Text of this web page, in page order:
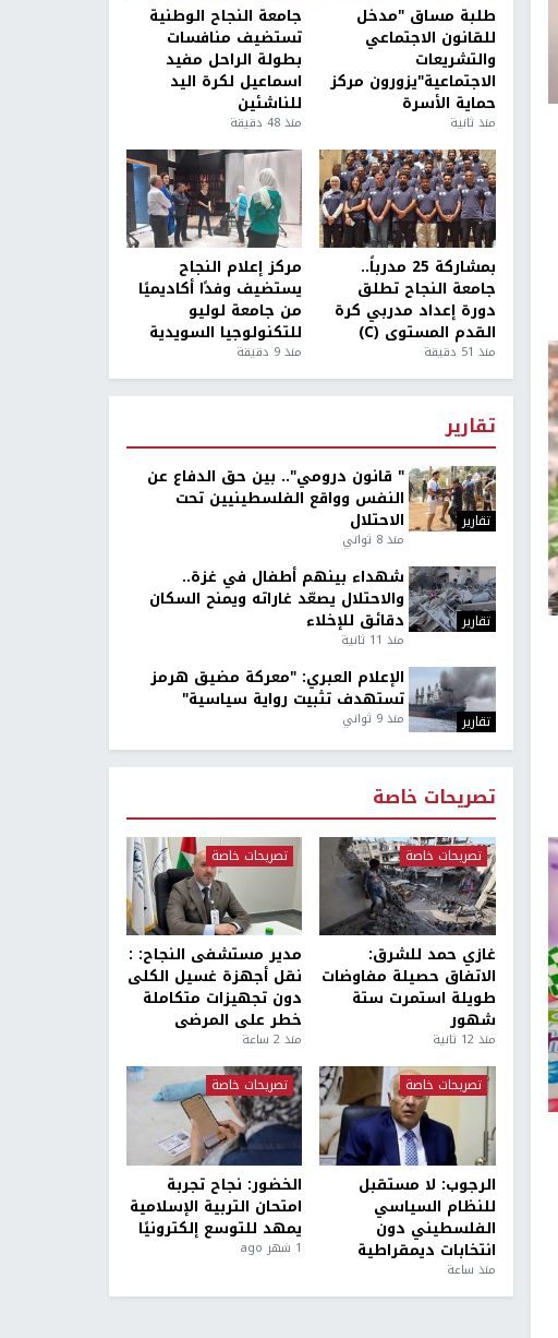
طلبة مساق "مدخل
للقانون الاجتماعي
والتشريعات
الاجتماعية"يزورون مركز
حماية الأسرة
منذ ثانية
جامعة النجاح الوطنية
تستضيف منافسات
بطولة الراحل مفيد
اسماعيل لكرة اليد
للناشئين
منذ 48 دقيقة
بمشاركة 25 مدرباً..
جامعة النجاح تطلق
دورة إعداد مدربي كرة
القدم المستوى (C)
منذ 51 دقيقة
مركز إعلام النجاح
يستضيف وفدًا أكاديميًا
من جامعة لوليو
للتكنولوجيا السويدية
منذ 9 دقيقة
تقارير
تقارير
" قانون درومي".. بين حق الدفاع عن
النفس وواقع الفلسطينيين تحت
الاحتلال
منذ 8 ثواني
تقارير
شهداء بينهم أطفال في غزة..
والاحتلال يصعّد غاراته ويمنح السكان
دقائق للإخلاء
منذ 11 ثانية
تقارير
الإعلام العبري: "معركة مضيق هرمز
تستهدف تثبيت رواية سياسية"
منذ 9 ثواني
تصريحات خاصة
تصريحات خاصة
غازي حمد للشرق:
الاتفاق حصيلة مفاوضات
طويلة استمرت ستة
شهور
منذ 12 ثانية
تصريحات خاصة
مدير مستشفى النجاح: :
نقل أجهزة غسيل الكلى
دون تجهيزات متكاملة
خطر على المرضى
منذ 2 ساعة
تصريحات خاصة
الرجوب: لا مستقبل
للنظام السياسي
الفلسطيني دون
انتخابات ديمقراطية
منذ ساعة
تصريحات خاصة
الخضور: نجاح تجربة
امتحان التربية الإسلامية
يمهد للتوسع إلكترونيًا
1 شهر ago